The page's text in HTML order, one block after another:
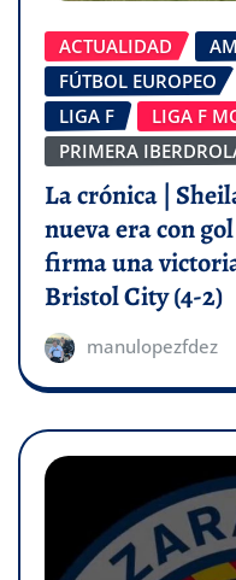
ACTUALIDAD
FÚTBOL EUROPEO
LIGA F
LIGA F
PRIMERA
La crónica |
nueva era con
firma una
Bristol City (4-2)
manulopezfdez